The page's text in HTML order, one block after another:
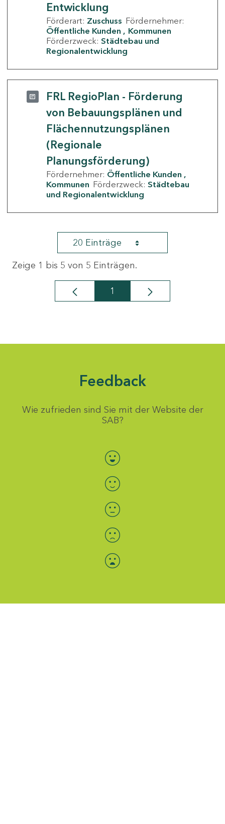
Entwicklung
Förderart: Zuschuss Fördernehmer:
Öffentliche Kunden
Kommunen
Förderzweck: Städtebau und
Regionalentwicklung
FRL RegioPlan - Förderung
von Bebauungsplänen und
Flächennutzungsplänen
(Regionale
Planungsförderung)
Fördernehmer: Öffentliche Kunden
Kommunen Förderzweck: Städtebau
und Regionalentwicklung
20 Einträge
Zeige 1 bis 5 von 5 Einträgen.
Seite
1
Feedback
Wie zufrieden sind Sie mit der Website der
SAB?
Bewertung auswählen